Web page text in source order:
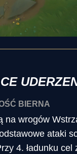
BIERNA
na wrogów
ataki
4. ładunku cel